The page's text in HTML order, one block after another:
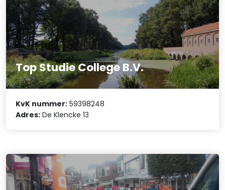
Top Studie College B.V.
KvK nummer: 59398248
Adres: De Klencke 13